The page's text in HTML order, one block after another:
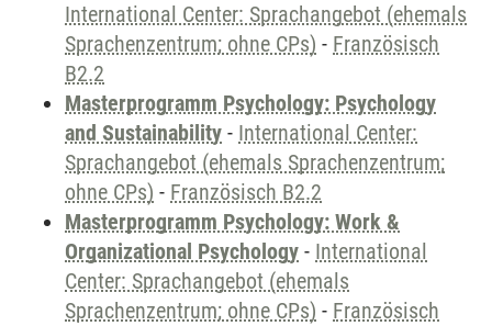
International Center: Sprachangebot (ehemals
Sprachenzentrum; ohne CPs) - Französisch
B2.2
Masterprogramm Psychology: Psychology
and Sustainability - International Center:
Sprachangebot (ehemals Sprachenzentrum;
ohne CPs) - Französisch B2.2
Masterprogramm Psychology: Work &
Organizational Psychology - International
Center: Sprachangebot (ehemals
Sprachenzentrum; ohne CPs) - Französisch